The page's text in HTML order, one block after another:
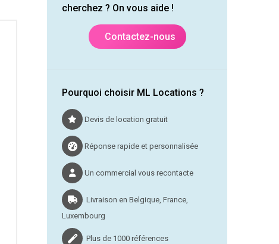
cherchez ? On vous aide !
Contactez-nous
Pourquoi choisir ML Locations ?
Devis de location gratuit
Réponse rapide et personnalisée
Un commercial vous recontacte
Livraison en Belgique, France,
Luxembourg
Plus de 1000 références